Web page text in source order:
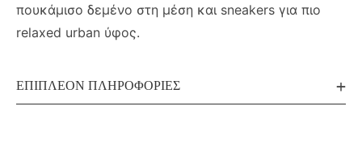
πουκάμισο δεμένο στη μέση και sneakers για πιο
relaxed urban ύφος.
ΕΠΙΠΛΈΟΝ ΠΛΗΡΟΦΟΡΊΕΣ